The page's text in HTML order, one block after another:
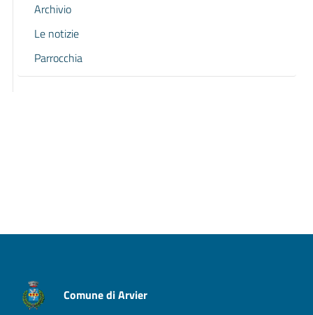
Archivio
Le notizie
Parrocchia
Comune di Arvier